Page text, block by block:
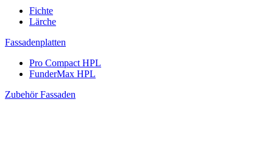
Fichte
Lärche
Fassadenplatten
Pro Compact HPL
FunderMax HPL
Zubehör Fassaden